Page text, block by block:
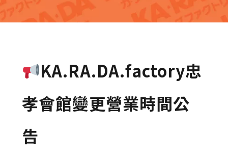
KA.RA.DA.factory忠
孝會館變更營業時間公
告